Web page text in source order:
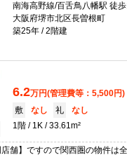
南海高野線/百舌鳥八幡駅 徒
大阪府堺市北区長曽根町
築25年
2階建
6.2万円(管理費等：5,500円)
敷
なし 礼
なし
1階
1K 33.61m²
舗】ですので関西圏の物件は